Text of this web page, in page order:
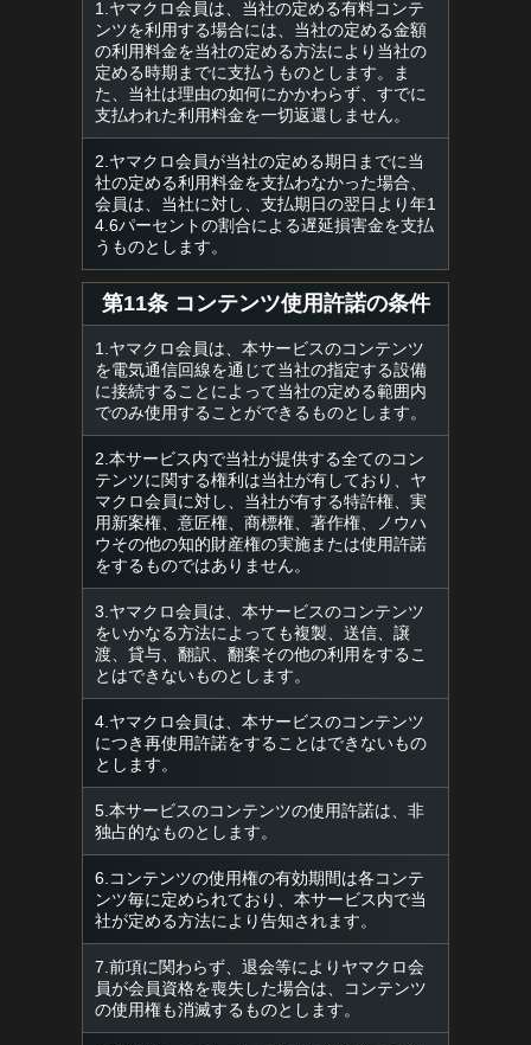
1.ヤマクロ会員は、当社の定める有料コンテ
ンツを利用する場合には、当社の定める金額
の利用料金を当社の定める方法により当社の
定める時期までに支払うものとします。ま
た、当社は理由の如何にかかわらず、すでに
支払われた利用料金を一切返還しません。
2.ヤマクロ会員が当社の定める期日までに当
社の定める利用料金を支払わなかった場合、
会員は、当社に対し、支払期日の翌日より年1
4.6パーセントの割合による遅延損害金を支払
うものとします。
第11条 コンテンツ使用許諾の条件
1.ヤマクロ会員は、本サービスのコンテンツ
を電気通信回線を通じて当社の指定する設備
に接続することによって当社の定める範囲内
でのみ使用することができるものとします。
2.本サービス内で当社が提供する全てのコン
テンツに関する権利は当社が有しており、ヤ
マクロ会員に対し、当社が有する特許権、実
用新案権、意匠権、商標権、著作権、ノウハ
ウその他の知的財産権の実施または使用許諾
をするものではありません。
3.ヤマクロ会員は、本サービスのコンテンツ
をいかなる方法によっても複製、送信、譲
渡、貸与、翻訳、翻案その他の利用をするこ
とはできないものとします。
4.ヤマクロ会員は、本サービスのコンテンツ
につき再使用許諾をすることはできないもの
とします。
5.本サービスのコンテンツの使用許諾は、非
独占的なものとします。
6.コンテンツの使用権の有効期間は各コンテ
ンツ毎に定められており、本サービス内で当
社が定める方法により告知されます。
7.前項に関わらず、退会等によりヤマクロ会
員が会員資格を喪失した場合は、コンテンツ
の使用権も消滅するものとします。